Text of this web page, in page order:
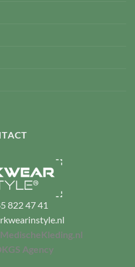
822 47 41
MedischeKleding.nl
Agency